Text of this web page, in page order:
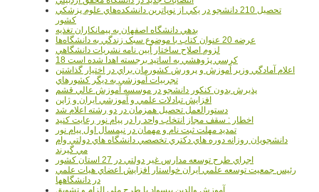
تحصيل 210 دانشجو در يکي از نوپاترين دانشکده‌هاي علوم پزشکي
کشور
بدهي دانشگاه اصفهان به پيمانکاران تغذيه
عرضه 20 عنوان کتاب با موضوع سبک زندگي به دانشگاه‌ها
لزوم اصلاح ساختار آيين نامه نشريات دانشگاهي
18 کرسي پژوهشي به اساتيد برجسته اهدا شده است
اعلام آمادگي وزير آموزش و پرورش کشورمان براي در اختيار گذاشتن
تجربيات آموزشي به ديگر کشورهاي
پذيرش بدون کنکور دانشجو در موسسه آموزش عالي قشم
افزايش تبادلات علمي و آموزشي ايران و ژاپن
دستورالعمل تحصیل همزمان در دو رشته اعلام شد
اخطار : سقف مجاز انتخاب واحد را در پیام نور رعایت کنید
تمدید مهلت ثبت نام و مهمان در نیمسال اول پیام نور
دانشجويان روزانه دوره هاي دكتري تخصصي دانشگاه هاي دولتي وام
مي گيرند
اجراي طرح توسعه مدارس غير دولتي در 27 استان کشور
رئيس جمعيت توسعه علمي ايران خواستار افزايش اعضاي هيات علمي
در دانشگاهها
آموزش والدين بيسواد با طرح ملي الزام و تشويق